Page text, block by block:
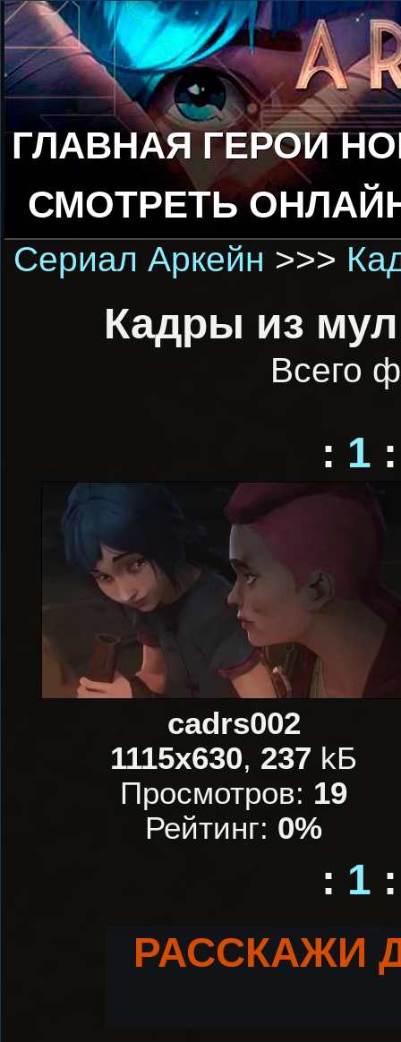
ГЛАВНАЯ ГЕРОИ
СМОТРЕТЬ
Сериал Аркейн >>>
Кадры из
Всего
: 1 :
cadrs002
1115x630, 237 kБ
Просмотров: 19
Рейтинг: 0%
: 1 :
РАССКАЖИ